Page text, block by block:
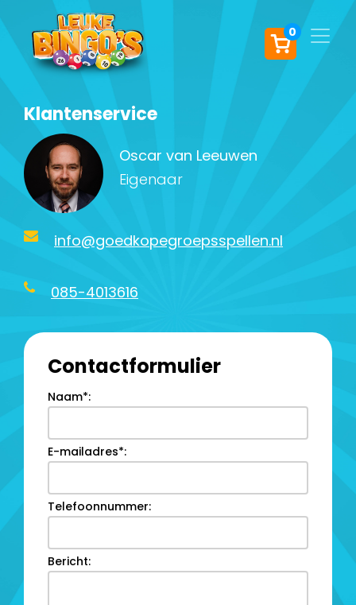
0
Klantenservice
Oscar van Leeuwen
Eigenaar
info@goedkopegroepsspellen.nl
085-4013616
Contactformulier
Naam*:
E-mailadres*:
Telefoonnummer:
Bericht: